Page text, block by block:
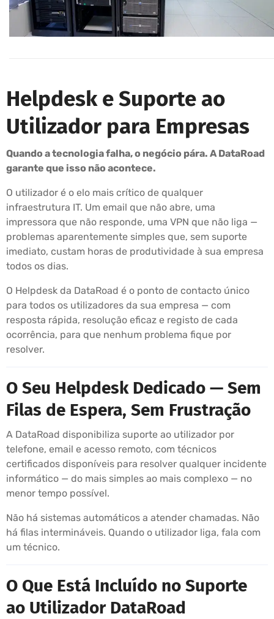
Helpdesk e Suporte ao
Utilizador para Empresas
Quando a tecnologia falha, o negócio pára. A DataRoad
garante que isso não acontece.
O utilizador é o elo mais crítico de qualquer
infraestrutura IT. Um email que não abre, uma
impressora que não responde, uma VPN que não liga —
problemas aparentemente simples que, sem suporte
imediato, custam horas de produtividade à sua empresa
todos os dias.
O Helpdesk da DataRoad é o ponto de contacto único
para todos os utilizadores da sua empresa — com
resposta rápida, resolução eficaz e registo de cada
ocorrência, para que nenhum problema fique por
resolver.
O Seu Helpdesk Dedicado — Sem
Filas de Espera, Sem Frustração
A DataRoad disponibiliza suporte ao utilizador por
telefone, email e acesso remoto, com técnicos
certificados disponíveis para resolver qualquer incidente
informático — do mais simples ao mais complexo — no
menor tempo possível.
Não há sistemas automáticos a atender chamadas. Não
há filas intermináveis. Quando o utilizador liga, fala com
um técnico.
O Que Está Incluído no Suporte
ao Utilizador DataRoad